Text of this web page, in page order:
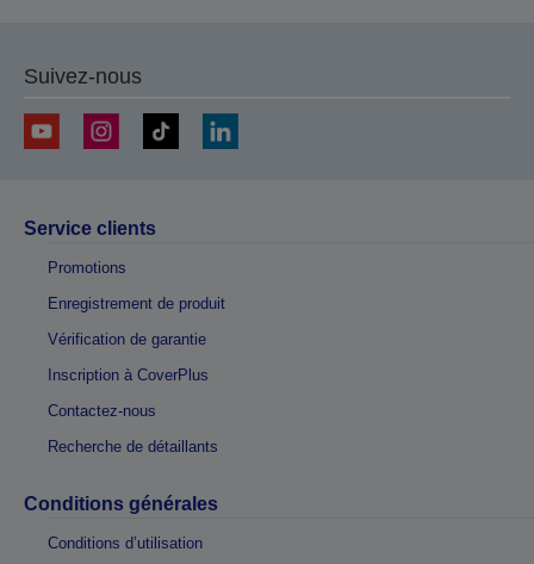
Suivez-nous
Service clients
Promotions
Enregistrement de produit
Vérification de garantie
Inscription à CoverPlus
Contactez-nous
Recherche de détaillants
Conditions générales
Conditions d’utilisation